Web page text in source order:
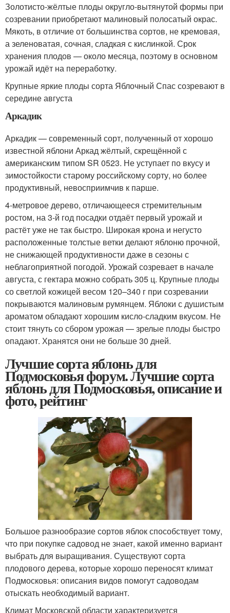
Золотисто-жёлтые плоды округло-вытянутой формы при
созревании приобретают малиновый полосатый окрас.
Мякоть, в отличие от большинства сортов, не кремовая,
а зеленоватая, сочная, сладкая с кислинкой. Срок
хранения плодов — около месяца, поэтому в основном
урожай идёт на переработку.
Крупные яркие плоды сорта Яблочный Спас созревают в
середине августа
Аркадик
Аркадик — современный сорт, полученный от хорошо
известной яблони Аркад жёлтый, скрещённой с
американским типом SR 0523. Не уступает по вкусу и
зимостойкости старому российскому сорту, но более
продуктивный, невосприимчив к парше.
4-метровое дерево, отличающееся стремительным
ростом, на 3-й год посадки отдаёт первый урожай и
растёт уже не так быстро. Широкая крона и негусто
расположенные толстые ветки делают яблоню прочной,
не снижающей продуктивности даже в сезоны с
неблагоприятной погодой. Урожай созревает в начале
августа, с гектара можно собрать 305 ц. Крупные плоды
со светлой кожицей весом 120–340 г при созревании
покрываются малиновым румянцем. Яблоки с душистым
ароматом обладают хорошим кисло-сладким вкусом. Не
стоит тянуть со сбором урожая — зрелые плоды быстро
опадают. Хранятся они не больше 30 дней.
Лучшие сорта яблонь для
Подмосковья форум. Лучшие сорта
яблонь для Подмосковья, описание и
фото, рейтинг
Большое разнообразие сортов яблок способствует тому,
что при покупке садовод не знает, какой именно вариант
выбрать для выращивания. Существуют сорта
плодового дерева, которые хорошо переносят климат
Подмосковья: описания видов помогут садоводам
отыскать необходимый вариант.
Климат Московской области характеризуется